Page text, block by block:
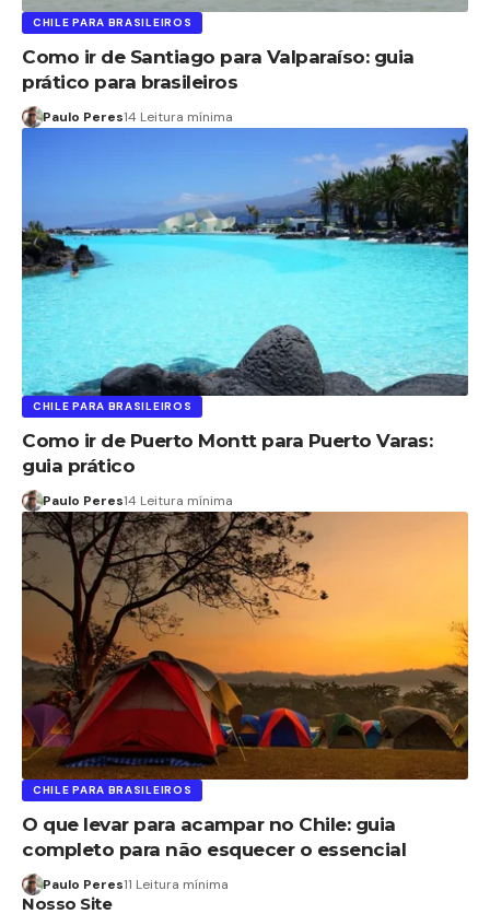
CHILE PARA BRASILEIROS
Como ir de Santiago para Valparaíso: guia
prático para brasileiros
Paulo Peres14 Leitura mínima
CHILE PARA BRASILEIROS
Como ir de Puerto Montt para Puerto Varas:
guia prático
Paulo Peres14 Leitura mínima
CHILE PARA BRASILEIROS
O que levar para acampar no Chile: guia
completo para não esquecer o essencial
Paulo Peres11 Leitura mínima
Nosso Site